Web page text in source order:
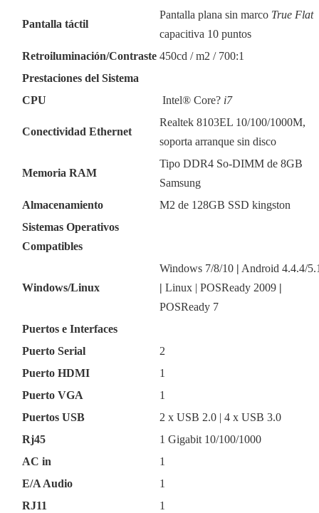
Pantalla táctil
Pantalla plana sin marco True Flat
capacitiva 10 puntos
Retroiluminación/Contraste 450cd / m2 / 700:1
Prestaciones del Sistema
CPU
Intel® Core? i7
Conectividad Ethernet
Realtek 8103EL 10/100/1000M,
soporta arranque sin disco
Memoria RAM
Tipo DDR4 So-DIMM de 8GB
Samsung
Almacenamiento
M2 de 128GB SSD kingston
Sistemas Operativos
Compatibles
Windows/Linux
Windows 7/8/10 | Android 4.4.4/
| Linux | POSReady 2009 |
POSReady 7
Puertos e Interfaces
Puerto Serial
2
Puerto HDMI
1
Puerto VGA
1
Puertos USB
2 x USB 2.0 | 4 x USB 3.0
Rj45
1 Gigabit 10/100/1000
AC in
1
E/A Audio
1
RJ11
1